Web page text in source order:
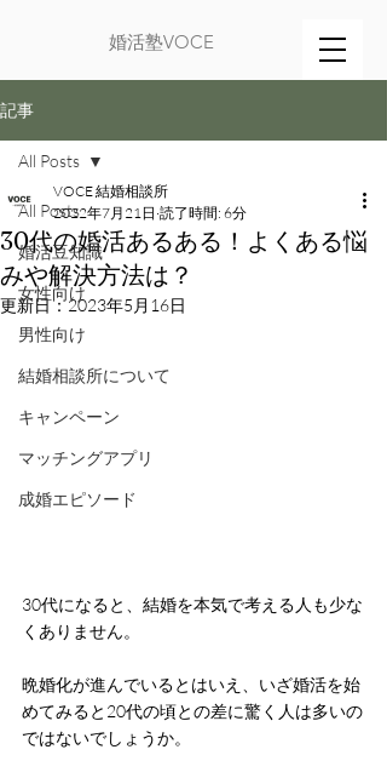
婚活塾VOCE
記事
All Posts
婚活豆知識
女性向け
男性向け
結婚相談所について
キャンペーン
マッチングアプリ
成婚エピソード
All Posts
30代の婚活あるある！よくある悩
みや解決方法は？
VOCE 結婚相談所
2022年7月21日 読了時間: 6分
更新日：2023年5月16日
30代になると、結婚を本気で考える人も少な
くありません。
晩婚化が進んでいるとはいえ、いざ婚活を始
めてみると20代の頃との差に驚く人は多いの
ではないでしょうか。